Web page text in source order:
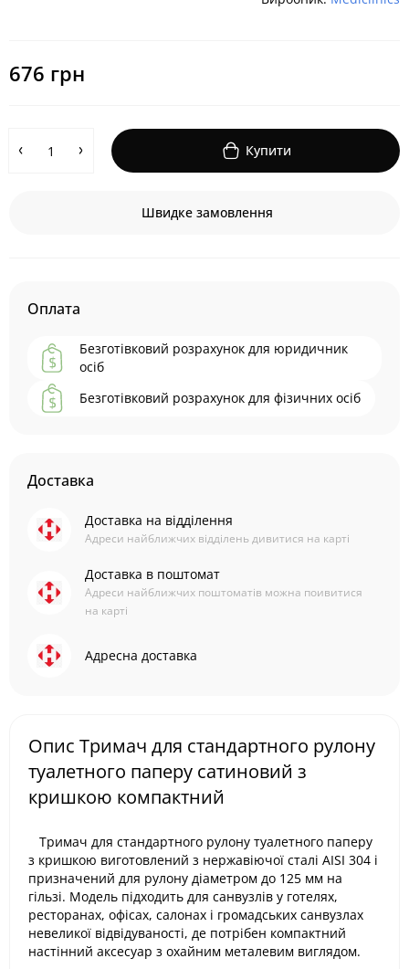
676 грн
Купити
Швидке замовлення
Оплата
Безготівковий розрахунок для юридичник
осіб
Безготівковий розрахунок для фізичних осіб
Доставка
Доставка на відділення
Адреси найближчих відділень дивитися на карті
Доставка в поштомат
Адреси найближчих поштоматів можна поивитися
на карті
Адресна доставка
Опис Тримач для стандартного рулону
туалетного паперу сатиновий з
кришкою компактний
Тримач для стандартного рулону туалетного паперу
з кришкою виготовлений з нержавіючої сталі AISI 304 і
призначений для рулону діаметром до 125 мм на
гільзі. Модель підходить для санвузлів у готелях,
ресторанах, офісах, салонах і громадських санвузлах
невеликої відвідуваності, де потрібен компактний
настінний аксесуар з охайним металевим виглядом.